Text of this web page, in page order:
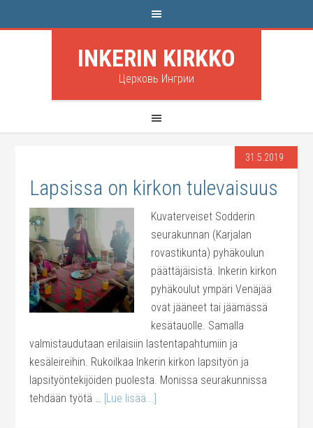
INKERIN KIRKKO
Церковь Ингрии
31.5.2019
Lapsissa on kirkon tulevaisuus
Kuvaterveiset Sodderin
seurakunnan (Karjalan
rovastikunta) pyhäkoulun
päättäjäisistä. Inkerin kirkon
pyhäkoulut ympäri Venäjää
ovat jääneet tai jäämässä
kesätauolle. Samalla
valmistaudutaan erilaisiin lastentapahtumiin ja
kesäleireihin. Rukoilkaa Inkerin kirkon lapsityön ja
lapsityöntekijöiden puolesta. Monissa seurakunnissa
tehdään työtä … [Lue lisää...]